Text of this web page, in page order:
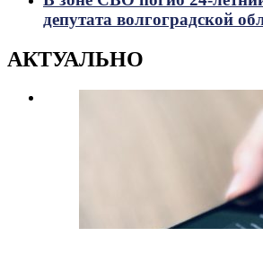
депутата волгоградской
АКТУАЛЬНО